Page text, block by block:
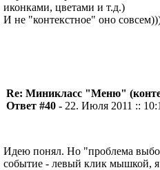
иконками, цветами и т.д.)
И не "контекстное" оно
Re: Миникласс "Меню"
Ответ #40 - 22. Июля 2011 ::
Идею понял. Но "проблема
событие - левый клик мышкой,